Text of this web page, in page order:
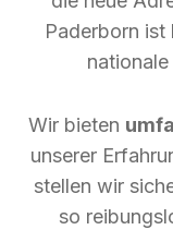
Paderborn ist
Wir bieten
unserer
stellen wir
so